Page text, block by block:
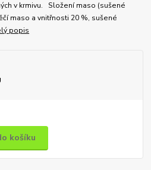
v krmivu. Složení maso (sušené
maso a vnitřnosti 20 %, sušené
popis
košíku